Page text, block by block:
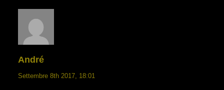
André
Settembre 8th 2017, 18:01